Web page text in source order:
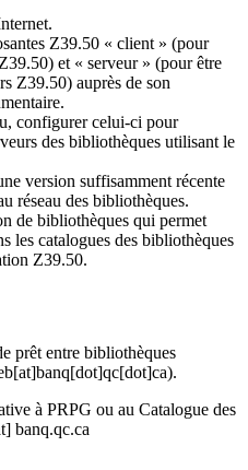
Z39.50 « client » (pour
et « serveur » (pour être
Z39.50) auprès de son
configurer celui-ci pour
des bibliothèques utilisant le
version suffisamment récente
réseau des bibliothèques.
de bibliothèques qui permet
les catalogues des bibliothèques
Z39.50.
prêt entre bibliothèques
.
à PRPG ou au Catalogue des
banq.qc.ca